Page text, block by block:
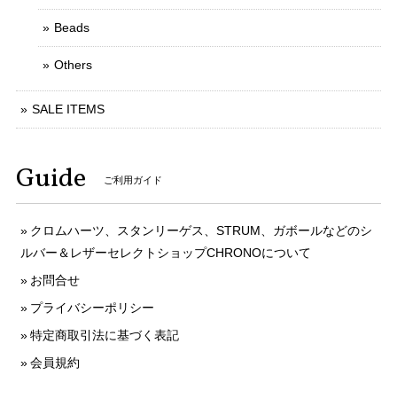
Beads
Others
SALE ITEMS
Guide ご利用ガイド
クロムハーツ、スタンリーゲス、STRUM、ガボールなどのシ
ルバー＆レザーセレクトショップCHRONOについて
お問合せ
プライバシーポリシー
特定商取引法に基づく表記
会員規約